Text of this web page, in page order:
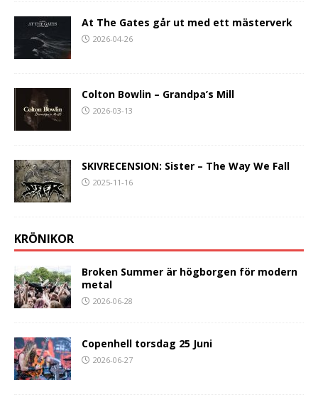
At The Gates går ut med ett mästerverk
2026-04-26
Colton Bowlin – Grandpa’s Mill
2026-03-13
SKIVRECENSION: Sister – The Way We Fall
2025-11-16
KRÖNIKOR
Broken Summer är högborgen för modern
metal
2026-06-28
Copenhell torsdag 25 Juni
2026-06-27